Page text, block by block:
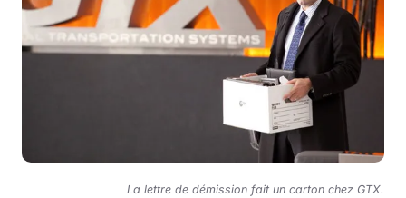
La lettre de démission fait un carton chez GTX.